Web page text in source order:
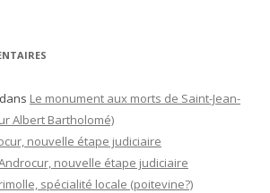
dans Le monument aux morts de Saint-Jean-
Albert Bartholomé)
nouvelle étape judiciaire
nouvelle étape judiciaire
spécialité locale (poitevine?)